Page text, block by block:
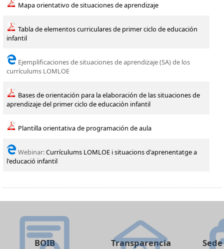
Mapa orientativo de situaciones de aprendizaje
Tabla de elementos curriculares de primer ciclo de educación
infantil
Ejemplificaciones de situaciones de aprendizaje (SA) de los
currículums LOMLOE
Bases de orientación para la elaboración de las situaciones de
aprendizaje del primer ciclo de educación infantil
Plantilla orientativa de programación de aula
Webinar:Currículums LOMLOE i situacions d'aprenentatge a
l'educació infantil
BOIB Transparencia